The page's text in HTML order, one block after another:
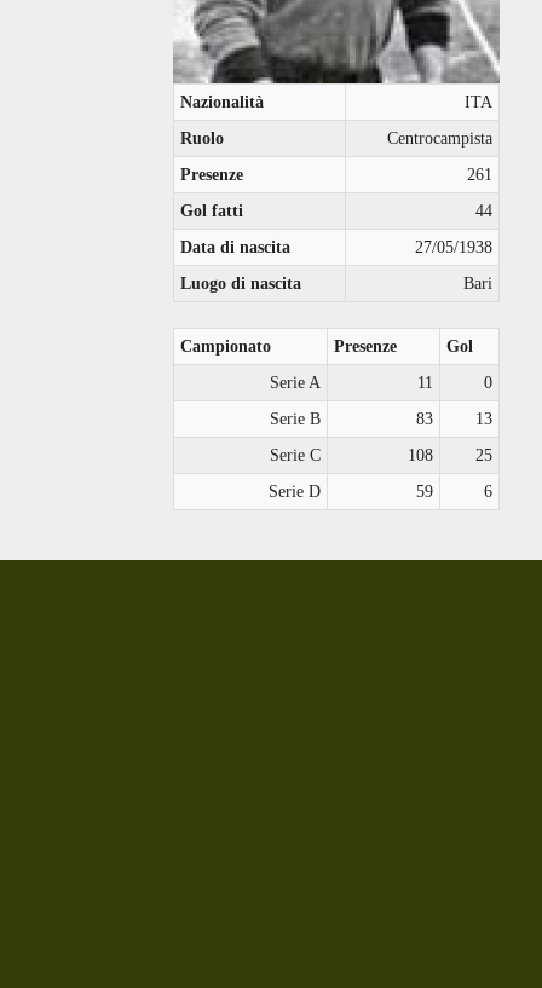
Nazionalità
ITA
Ruolo
Centrocampista
Presenze
261
Gol fatti
44
Data di nascita
27/05/1938
Luogo di nascita
Bari
Campionato Presenze
Gol
Serie A
11
0
Serie B
83
13
Serie C
108
25
Serie D
59 6